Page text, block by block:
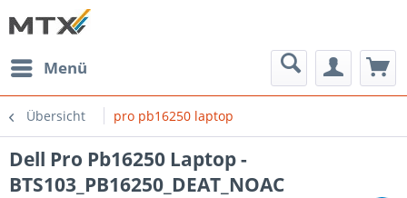
Menü
Übersicht pro pb16250 laptop
Dell Pro Pb16250 Laptop -
BTS103_PB16250_DEAT_NOAC